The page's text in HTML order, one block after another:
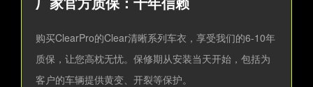
购买ClearPro的Clear清晰系列车衣，享受我们的6-10年
质保，让您高枕无忧。保修期从安装当天开始，包括为
客户的车辆提供黄变、开裂等保护。